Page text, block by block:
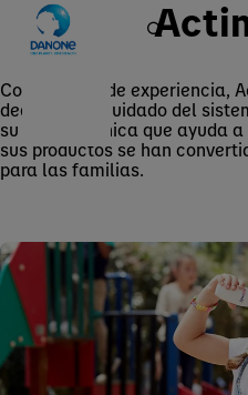
Página principal
Marcas
Con 30 años de experiencia,
dedicada al cuidado del
su formula única que ayuda
sus productos se han
para las familias.